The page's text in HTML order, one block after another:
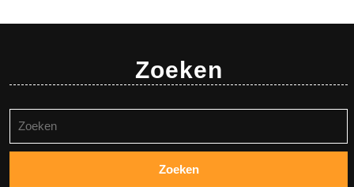
Zoeken
naar: